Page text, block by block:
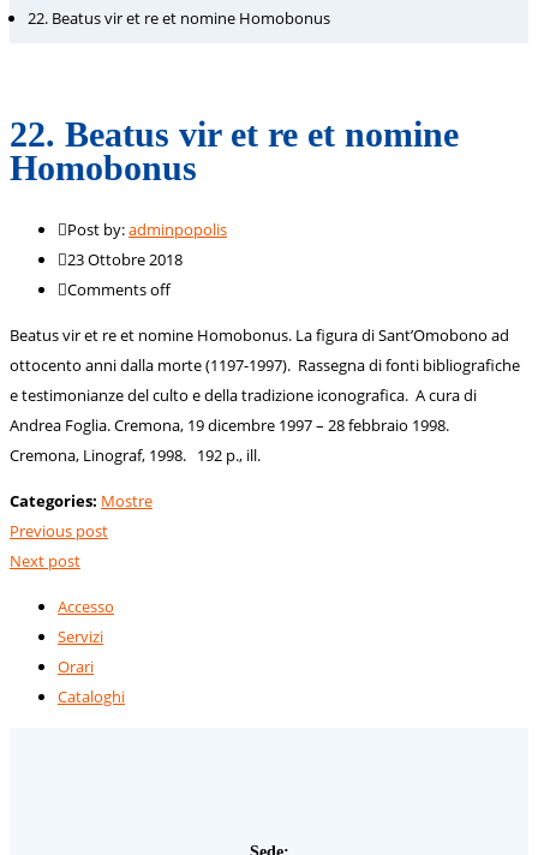
22. Beatus vir et re et nomine Homobonus
22. Beatus vir et re et nomine
Homobonus
Post by:adminpopolis
23 Ottobre 2018
Comments off
Beatus vir et re et nomine Homobonus. La figura di Sant’Omobono ad
ottocento anni dalla morte (1197-1997). Rassegna di fonti bibliografiche
e testimonianze del culto e della tradizione iconografica. A cura di
Andrea Foglia. Cremona, 19 dicembre 1997 – 28 febbraio 1998.
Cremona, Linograf, 1998. 192 p., ill.
Categories: Mostre
Previous post
Next post
Accesso
Servizi
Orari
Cataloghi